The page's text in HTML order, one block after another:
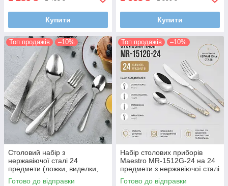
Купити Купити
Топ продажів –10%
Столовий набір з
нержавіючої сталі 24
предмети (ложки, виделки,
ножі)
Готово до відправки
Топ продажів –10%
Набір столових приборів
Maestro MR-1512G-24 на 24
предмети з нержавіючої сталі
Готово до відправки